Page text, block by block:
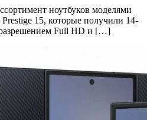
ноутбуков моделями
15, которые получили 14-
Full HD и […]